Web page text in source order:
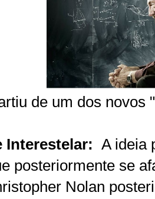
de um dos novos
Interestelar: A ideia
posteriormente se
Nolan